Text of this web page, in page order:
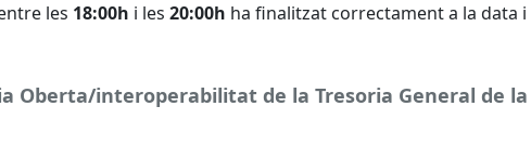
les 18:00h i les 20:00h ha finalitzat correctament a la data i
Oberta/interoperabilitat de la Tresoria General de la